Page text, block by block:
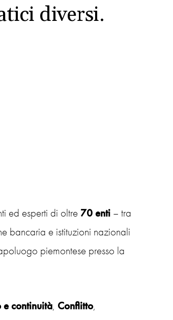
diversi.
ed esperti di oltre 70 enti – tra
bancaria e istituzioni nazionali
piemontese presso la
e continuità, Conflitto,